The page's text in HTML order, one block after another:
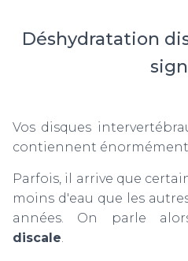
Déshydratation
Vos disques
contiennent
Parfois, il arrive que
moins d'eau que les
années. On parle
discale.